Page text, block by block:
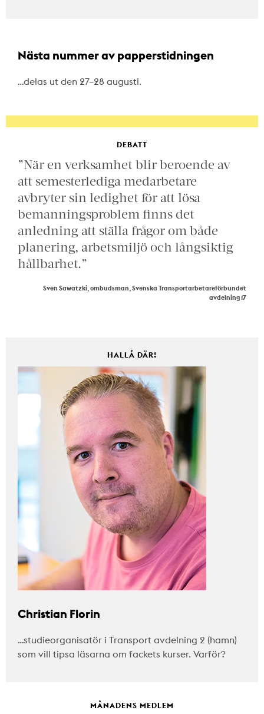
Nästa nummer av papperstidningen
…delas ut den 27–28 augusti.
DEBATT
”När en verksamhet blir beroende av
att semesterlediga medarbetare
avbryter sin ledighet för att lösa
bemanningsproblem finns det
anledning att ställa frågor om både
planering, arbetsmiljö och långsiktig
hållbarhet.”
Sven Sawatzki, ombudsman, Svenska Transportarbetareförbundet
avdelning 17
HALLÅ DÄR!
Christian Florin
…studieorganisatör i Transport avdelning 2 (hamn)
som vill tipsa läsarna om fackets kurser. Varför?
MÅNADENS MEDLEM